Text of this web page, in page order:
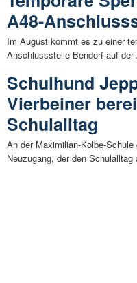
A48-
Im August kommt es zu einer
Anschlussstelle Bendorf auf der
Schulhund
Vierbeiner
Schulalltag
An der Maximilian-Kolbe-
Neuzugang, der den